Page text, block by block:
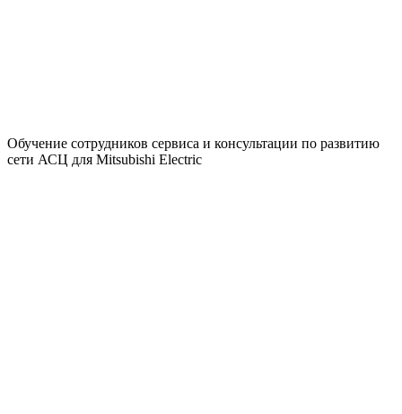
Обучение сотрудников сервиса и консультации по развитию
сети АСЦ для Mitsubishi Electric